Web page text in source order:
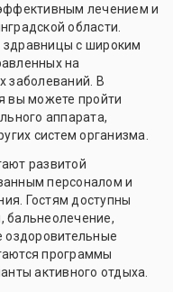
лечением и
области.
с широким
на
заболеваний. В
вы можете пройти
аппарата,
систем организма.
развитой
персоналом и
Гостям доступны
бальнеолечение,
оздоровительные
программы
активного отдыха.